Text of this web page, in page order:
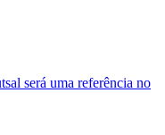
será uma referência no